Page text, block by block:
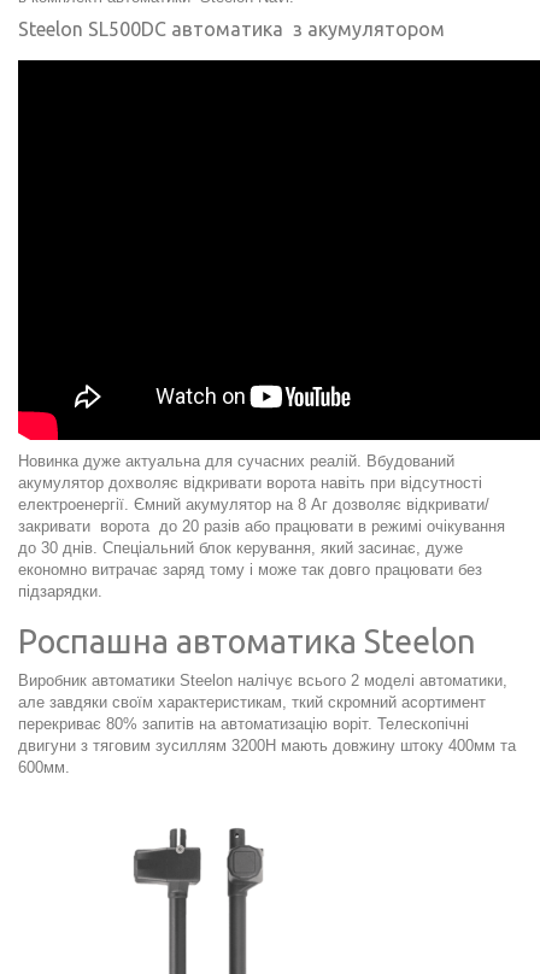
Steelon SL500DC автоматика з акумулятором
Новинка дуже актуальна для сучасних реалій. Вбудований
акумулятор дохволяє відкривати ворота навіть при відсутності
електроенергії. Ємний акумулятор на 8 Аг дозволяє відкривати/
закривати ворота до 20 разів або працювати в режимі очікування
до 30 днів. Спеціальний блок керування, який засинає, дуже
економно витрачає заряд тому і може так довго працювати без
підзарядки.
Роспашна автоматика Steelon
Виробник автоматики Steelon налічує всього 2 моделі автоматики,
але завдяки своїм характеристикам, ткий скромний асортимент
перекриває 80% запитів на автоматизацію воріт. Телескопічні
двигуни з тяговим зусиллям 3200Н мають довжину штоку 400мм та
600мм.